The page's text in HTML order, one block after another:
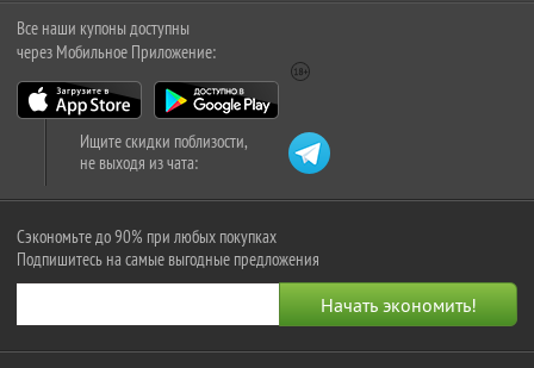
Все наши купоны доступны
через Мобильное Приложение:
Ищите скидки поблизости,
не выходя из чата:
Сэкономьте до 90% при любых покупках
Подпишитесь на самые выгодные предложения